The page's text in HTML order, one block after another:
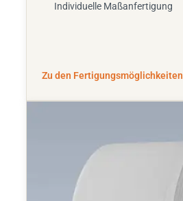
Individuelle Maßanfertigung
Zu den Fertigungsmöglichkeiten